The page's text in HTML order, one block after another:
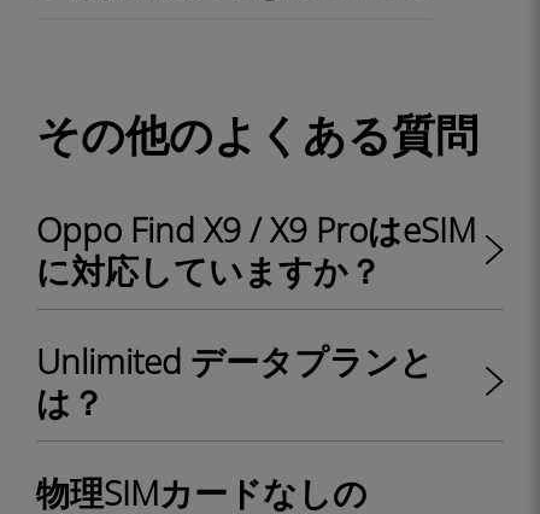
その他のよくある質問
Oppo Find X9 / X9 ProはeSIM
に対応していますか？
Unlimited データプランと
は？
物理SIMカードなしの